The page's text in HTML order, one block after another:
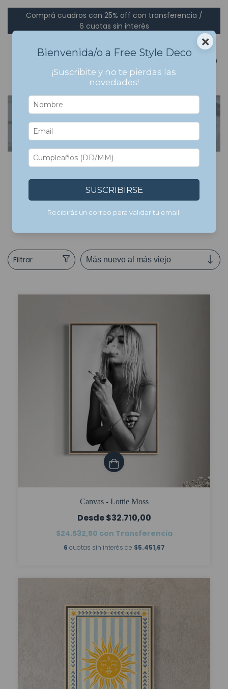
Comprá cuadros con 25% off con transferencia /
6 cuotas sin interés
Inicio > Cuadros Bastidor en Canvas >
breadcrumbs.musica1
Cuadros Bastidor en
Canvas
Cuadros impresos en tela canvas (simil lienzo), tensados
sobre bastidor interno. Podes pedirlos enmarcados en color
natural.
Filtrar
Canvas - Lottie Moss
$32.710,00
$24.532,50 con Transferencia
6 cuotas sin interés de $5.451,67
×
Bienvenida/o a Free Style Deco
¡Suscribite y no te pierdas las
novedades!
SUSCRIBIRSE
Recibirás un correo para validar tu email.